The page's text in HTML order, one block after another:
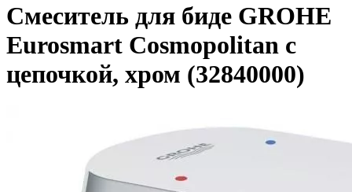
Смеситель для биде GROHE
Eurosmart Cosmopolitan с
цепочкой, хром (32840000)